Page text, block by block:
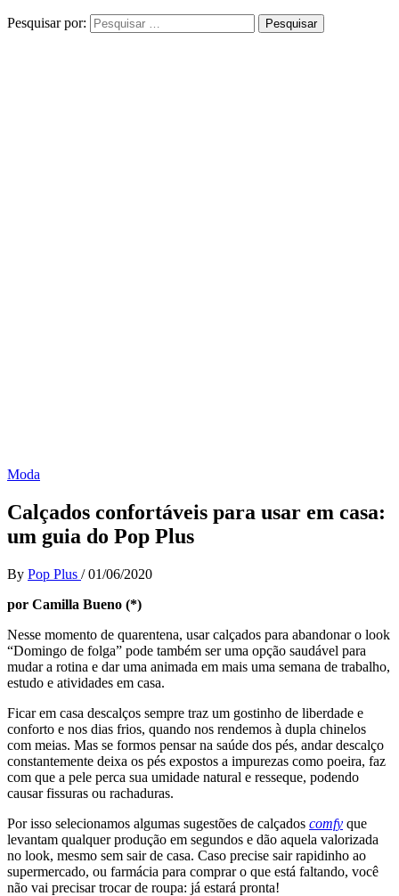
Pesquisar por:
Moda
Calçados confortáveis para usar em casa:
um guia do Pop Plus
By Pop Plus / 01/06/2020
por Camilla Bueno (*)
Nesse momento de quarentena, usar calçados para abandonar o look
“Domingo de folga” pode também ser uma opção saudável para
mudar a rotina e dar uma animada em mais uma semana de trabalho,
estudo e atividades em casa.
Ficar em casa descalços sempre traz um gostinho de liberdade e
conforto e nos dias frios, quando nos rendemos à dupla chinelos
com meias. Mas se formos pensar na saúde dos pés, andar descalço
constantemente deixa os pés expostos a impurezas como poeira, faz
com que a pele perca sua umidade natural e resseque, podendo
causar fissuras ou rachaduras.
Por isso selecionamos algumas sugestões de calçados comfy que
levantam qualquer produção em segundos e dão aquela valorizada
no look, mesmo sem sair de casa. Caso precise sair rapidinho ao
supermercado, ou farmácia para comprar o que está faltando, você
não vai precisar trocar de roupa: já estará pronta!